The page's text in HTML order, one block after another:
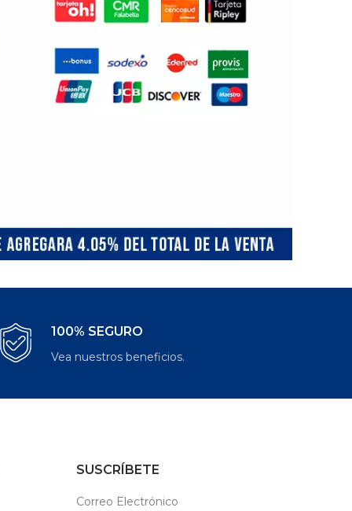
100% SEGURO
Vea nuestros beneficios.
SUSCRÍBETE
Correo Electrónico